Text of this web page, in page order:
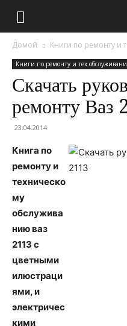
Домой Книги по ремонту и
Книги по ремонту и
Скачать
ремонту Ваз
23.04.2014
Книга по
ремонту и
техническо
му
обслужива
нию ваз
2113 с
цветными
илюстраци
ями, и
электричес
кими